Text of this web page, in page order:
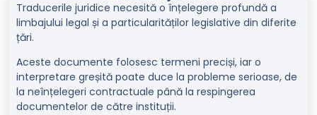
Traducerile juridice necesită o înțelegere profundă a
limbajului legal și a particularităților legislative din diferite
țări.
Aceste documente folosesc termeni preciși, iar o
interpretare greșită poate duce la probleme serioase, de
la neînțelegeri contractuale până la respingerea
documentelor de către instituții.